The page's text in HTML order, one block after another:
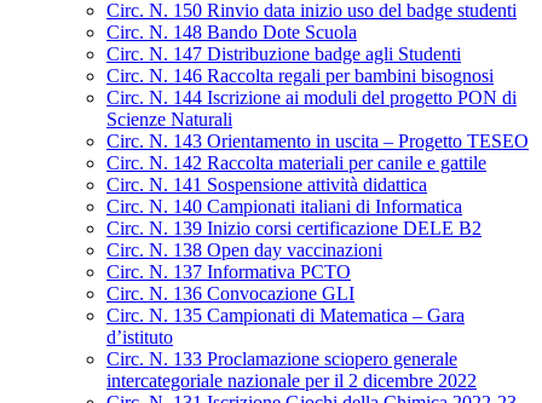
Circ. N. 150 Rinvio data inizio uso del badge studenti
Circ. N. 148 Bando Dote Scuola
Circ. N. 147 Distribuzione badge agli Studenti
Circ. N. 146 Raccolta regali per bambini bisognosi
Circ. N. 144 Iscrizione ai moduli del progetto PON di
Scienze Naturali
Circ. N. 143 Orientamento in uscita – Progetto TESEO
Circ. N. 142 Raccolta materiali per canile e gattile
Circ. N. 141 Sospensione attività didattica
Circ. N. 140 Campionati italiani di Informatica
Circ. N. 139 Inizio corsi certificazione DELE B2
Circ. N. 138 Open day vaccinazioni
Circ. N. 137 Informativa PCTO
Circ. N. 136 Convocazione GLI
Circ. N. 135 Campionati di Matematica – Gara
d’istituto
Circ. N. 133 Proclamazione sciopero generale
intercategoriale nazionale per il 2 dicembre 2022